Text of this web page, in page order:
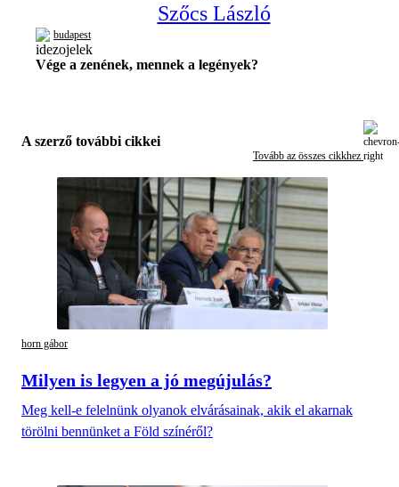
Szőcs László
budapest
Vége a zenének, mennek a legények?
A szerző további cikkei
Tovább az összes cikkhez
horn gábor
Milyen is legyen a jó megújulás?
Meg kell-e felelnünk olyanok elvárásainak, akik el akarnak
törölni bennünket a Föld színéről?